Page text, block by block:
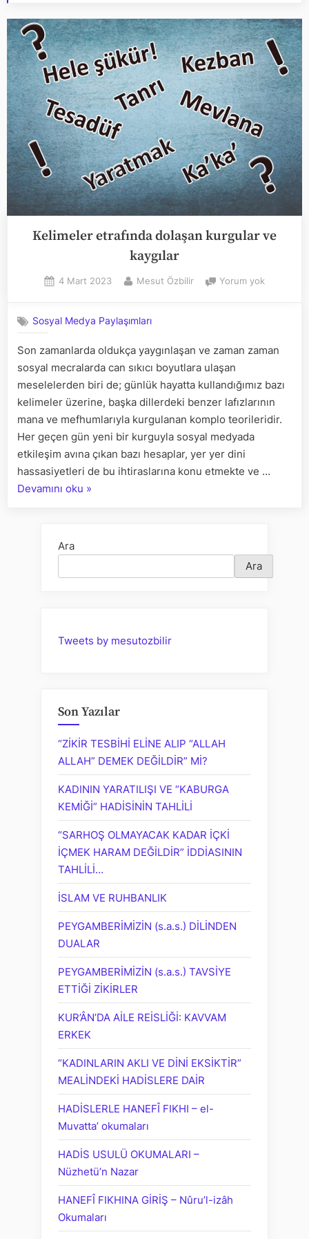
Kelimeler etrafında dolaşan kurgular ve
kaygılar
Posted
4 Mart 2023 By
Mesut Özbilir Yorum yok
kaygılar
Sosyal Medya Paylaşımları
Son zamanlarda oldukça yaygınlaşan ve zaman zaman
sosyal mecralarda can sıkıcı boyutlara ulaşan
meselelerden biri de; günlük hayatta kullandığımız bazı
kelimeler üzerine, başka dillerdeki benzer lafızlarının
mana ve mefhumlarıyla kurgulanan komplo teorileridir.
Her geçen gün yeni bir kurguyla sosyal medyada
etkileşim avına çıkan bazı hesaplar, yer yer dini
hassasiyetleri de bu ihtiraslarına konu etmekte ve …
Devamını oku “Kelimeler
ve
»
Ara
Ara
Tweets by mesutozbilir
Son Yazılar
“ZİKİR TESBİHİ ELİNE ALIP “ALLAH
ALLAH” DEMEK DEĞİLDİR” Mİ?
KADININ YARATILIŞI VE “KABURGA
KEMİĞİ” HADİSİNİN TAHLİLİ
“SARHOŞ OLMAYACAK KADAR İÇKİ
İÇMEK HARAM DEĞİLDİR” İDDİASININ
TAHLİLİ…
İSLAM VE RUHBANLIK
PEYGAMBERİMİZİN (s.a.s.) DİLİNDEN
DUALAR
PEYGAMBERİMİZİN (s.a.s.) TAVSİYE
ETTİĞİ ZİKİRLER
KUR’ÂN’DA AİLE REİSLİĞİ: KAVVAM
ERKEK
“KADINLARIN AKLI VE DİNİ EKSİKTİR”
MEALİNDEKİ HADİSLERE DAİR
HADİSLERLE HANEFÎ FIKHI – el-
Muvatta’ okumaları
HADİS USULÜ OKUMALARI –
Nüzhetü’n Nazar
HANEFÎ FIKHINA GİRİŞ – Nûru’l-izâh
Okumaları